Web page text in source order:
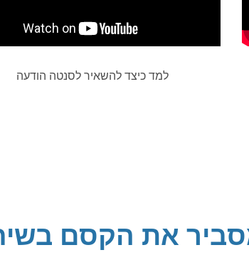
למד כיצד להשאיר לסנטה הודעה
את הקסם